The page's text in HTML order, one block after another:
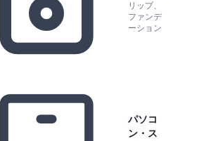
リップ、
ファンデ
ーション
パソコ
ン・ス